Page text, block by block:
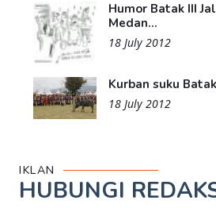
Humor Batak III
Medan...
18 July 2012
Kurban suku
18 July 2012
IKLAN
HUBUNGI